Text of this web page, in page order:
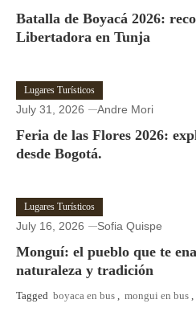
Batalla de Boyacá 2026:
Libertadora en Tunja
Lugares Turísticos
July 31, 2026 Andre Mori
Feria de las Flores 2026:
desde Bogotá.
Lugares Turísticos
July 16, 2026 Sofia Quispe
Monguí: el pueblo que te
naturaleza y tradición
Tagged boyaca en bus , mongui en bus ,